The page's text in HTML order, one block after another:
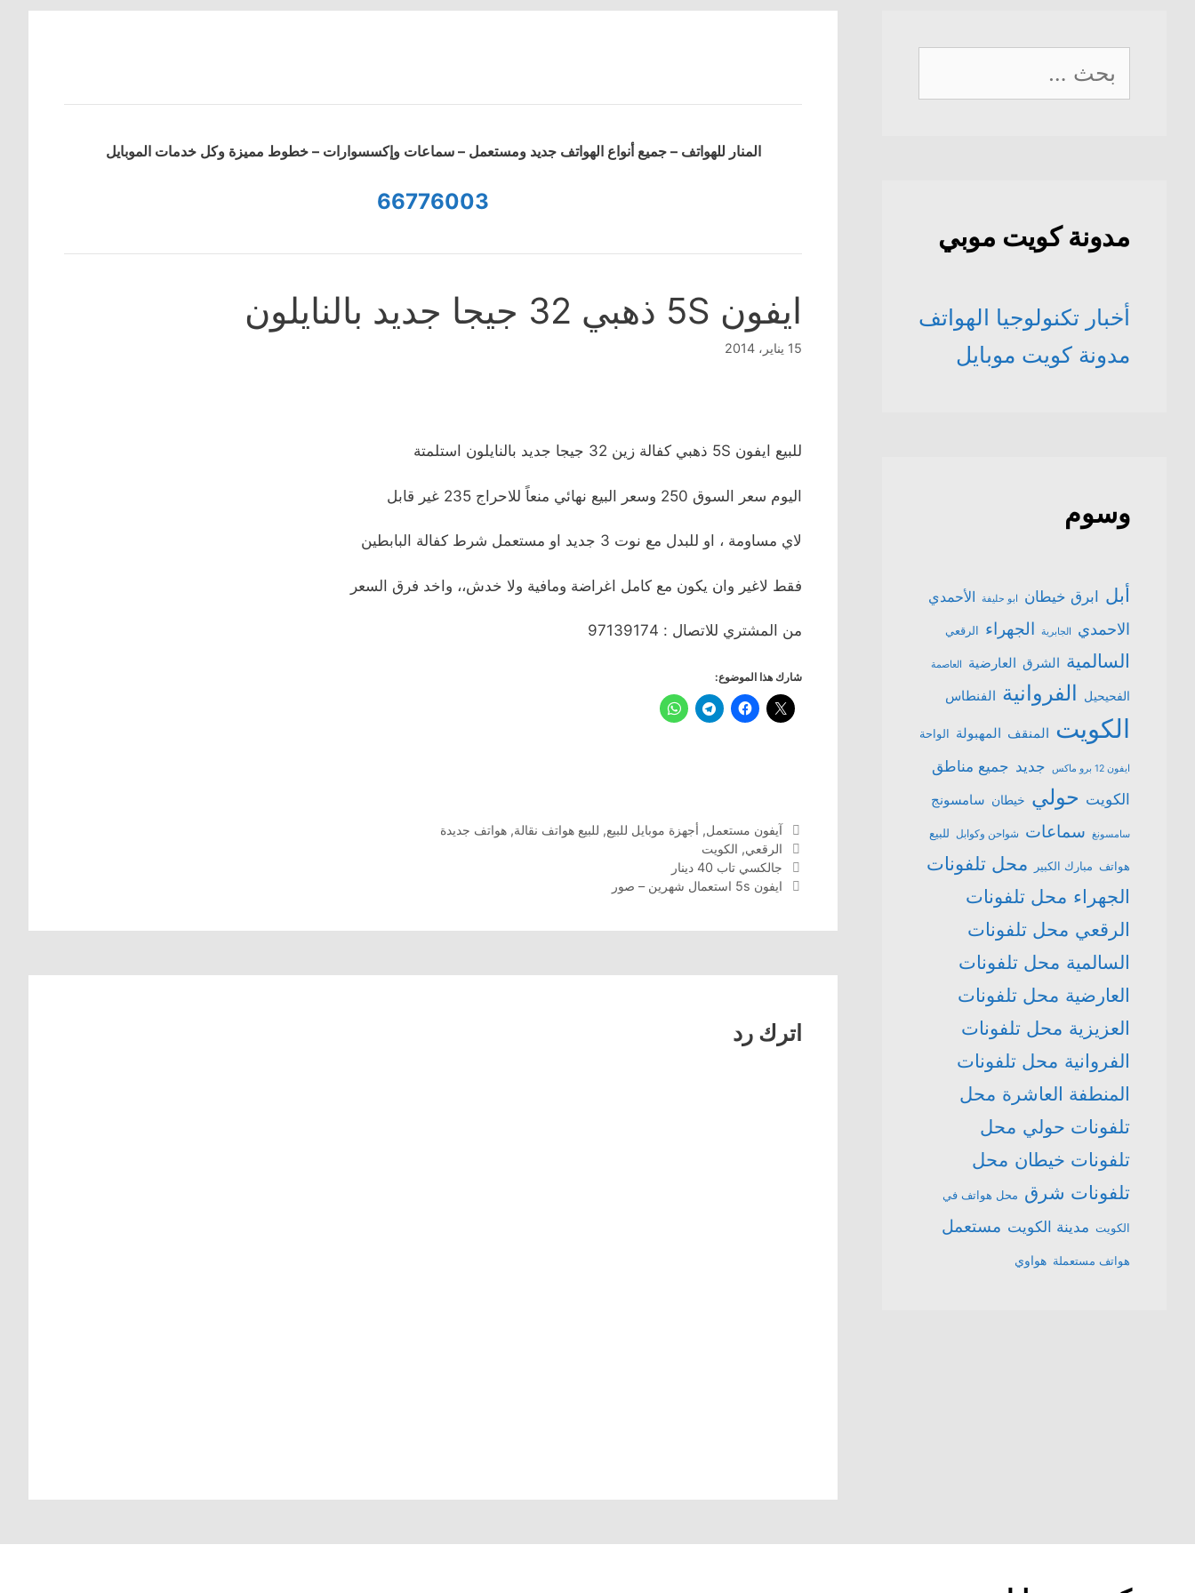
المنار للهواتف – جميع أنواع الهواتف جديد ومستعمل – سماعات وإكسسوارات – خطوط مميزة وكل خدمات الموبايل
66776003
ايفون 5S ذهبي 32 جيجا جديد بالنايلون
15 يناير، 2014
للبيع ايفون 5S ذهبي كفالة زين 32 جيجا جديد بالنايلون استلمتة
اليوم سعر السوق 250 وسعر البيع نهائي منعاً للاحراج 235 غير قابل
لاي مساومة ، او للبدل مع نوت 3 جديد او مستعمل شرط كفالة البابطين
فقط لاغير وان يكون مع كامل اغراضة ومافية ولا خدش،، واخد فرق السعر
من المشتري للاتصال : 97139174
شارك هذا الموضوع:
التصنيفات
آيفون مستعمل, أجهزة موبايل للبيع, للبيع هواتف نقالة, هواتف جديدة
الوسوم
الرقعي, الكويت
جالكسي تاب 40 دينار
ايفون 5s استعمال شهرين – صور
اترك رد
البحث
عن:
مدونة كويت موبي
أخبار تكنولوجيا الهواتف
مدونة كويت موبايل
وسوم
أبل ابرق خيطان ابو حليفة الأحمدي
الاحمدي الجابرية الجهراء الرقعي
السالمية الشرق العارضية العاصمة
الفحيحيل الفروانية الفنطاس
الكويت المنقف المهبولة الواحة
ايفون 12 برو ماكس جديد جميع مناطق
الكويت حولي خيطان سامسونج
سامسونغ سماعات شواحن وكوابل للبيع
هواتف مبارك الكبير
محل تلفونات
الجهراء محل تلفونات
الرقعي محل تلفونات
السالمية محل تلفونات
العارضية محل تلفونات
العزيزية محل تلفونات
الفروانية محل تلفونات
المنطفة العاشرة محل
تلفونات حولي محل
تلفونات خيطان محل
تلفونات شرق محل هواتف في
الكويت مدينة الكويت مستعمل
هواتف مستعملة هواوي